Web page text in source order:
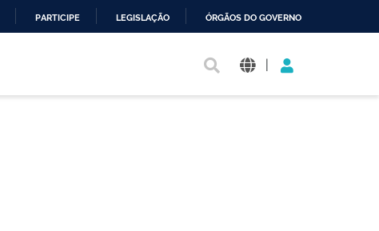
PARTICIPE LEGISLAÇÃO ÓRGÃOS DO GOVERNO
|